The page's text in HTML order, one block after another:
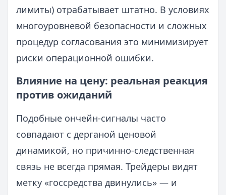
лимиты) отрабатывает штатно. В условиях
многоуровневой безопасности и сложных
процедур согласования это минимизирует
риски операционной ошибки.
Влияние на цену: реальная реакция
против ожиданий
Подобные ончейн-сигналы часто
совпадают с дерганой ценовой
динамикой, но причинно-следственная
связь не всегда прямая. Трейдеры видят
метку «госсредства двинулись» — и